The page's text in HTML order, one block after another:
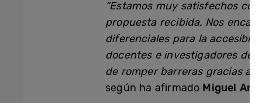
“Estamos muy satisfechos
propuesta recibida. Nos
diferenciales para la
docentes e investigadores de
de romper barreras gracias a
según ha afirmado Miguel